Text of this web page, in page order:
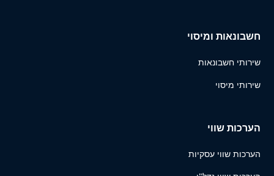
חשבונאות ומיסוי
שירותי חשבונאות
שירותי מיסוי
הערכות שווי
הערכות שווי עסקיות